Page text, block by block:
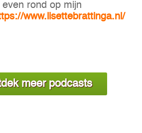
rond op mijn
www.lisettebrattinga.nl/
meer podcasts